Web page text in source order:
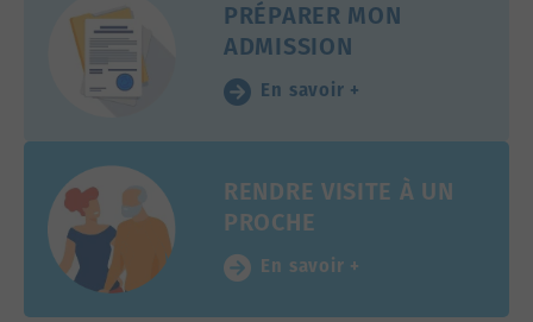
PRÉPARER MON
ADMISSION
En savoir +
RENDRE VISITE À UN
PROCHE
En savoir +